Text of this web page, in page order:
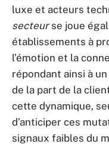
luxe et acteurs
secteurse joue
établissements à
l’émotion et la
répondant ainsi à
de la part de la
cette dynamique,
d’anticiper ces
signaux faibles du